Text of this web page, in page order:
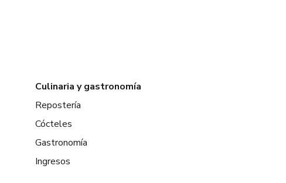
Culinaria y gastronomía
Repostería
Cócteles
Gastronomía
Ingresos